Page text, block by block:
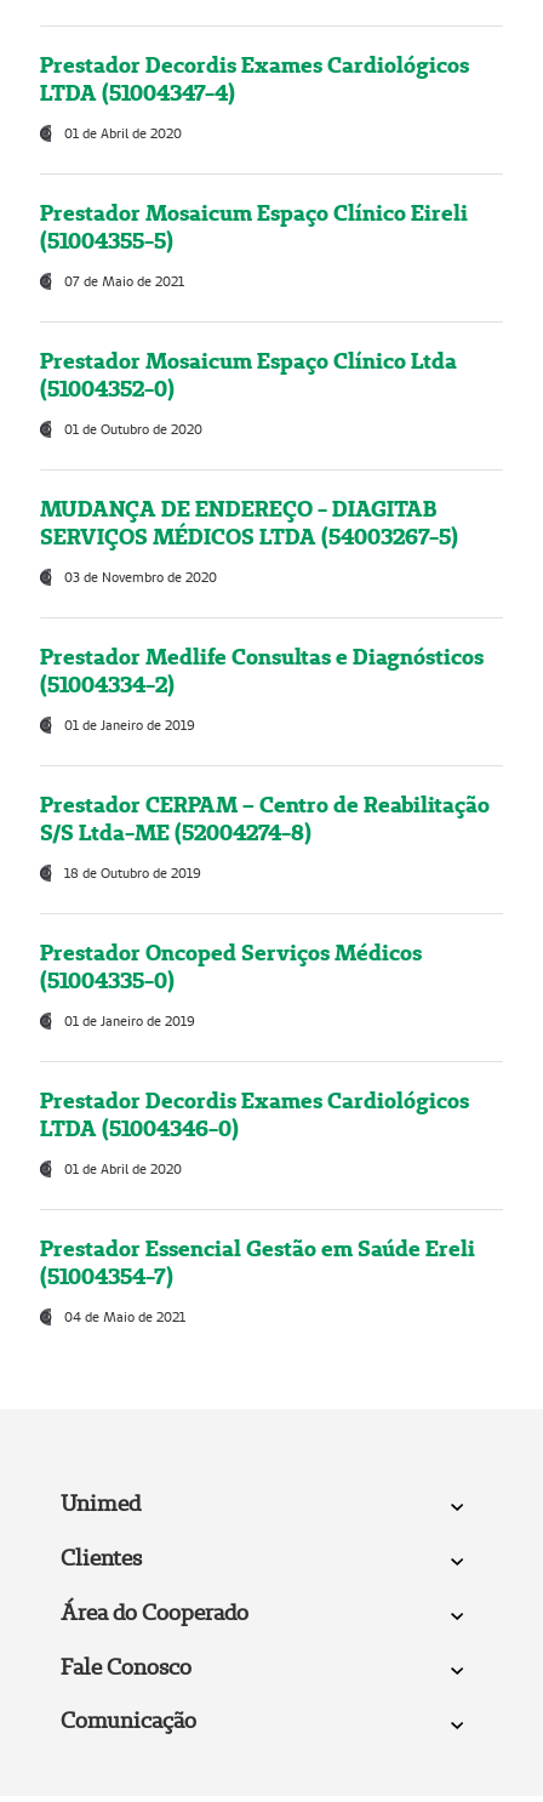
Prestador Decordis Exames Cardiológicos
LTDA (51004347-4)
01 de Abril de 2020
Prestador Mosaicum Espaço Clínico Eireli
(51004355-5)
07 de Maio de 2021
Prestador Mosaicum Espaço Clínico Ltda
(51004352-0)
01 de Outubro de 2020
MUDANÇA DE ENDEREÇO - DIAGITAB
SERVIÇOS MÉDICOS LTDA (54003267-5)
03 de Novembro de 2020
Prestador Medlife Consultas e Diagnósticos
(51004334-2)
01 de Janeiro de 2019
Prestador CERPAM – Centro de Reabilitação
S/S Ltda-ME (52004274-8)
18 de Outubro de 2019
Prestador Oncoped Serviços Médicos
(51004335-0)
01 de Janeiro de 2019
Prestador Decordis Exames Cardiológicos
LTDA (51004346-0)
01 de Abril de 2020
Prestador Essencial Gestão em Saúde Ereli
(51004354-7)
04 de Maio de 2021
Unimed
Clientes
Área do Cooperado
Fale Conosco
Comunicação